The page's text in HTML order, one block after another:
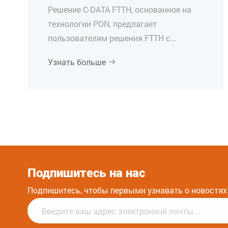
Решение C-DATA FTTH, основанное на
технологии PON, предлагает
пользователям решения FTTH с
высокой стабильностью и удобством
Узнать больше 
Подпишитесь на нас
Подпишитесь, чтобы первыми узнавать о